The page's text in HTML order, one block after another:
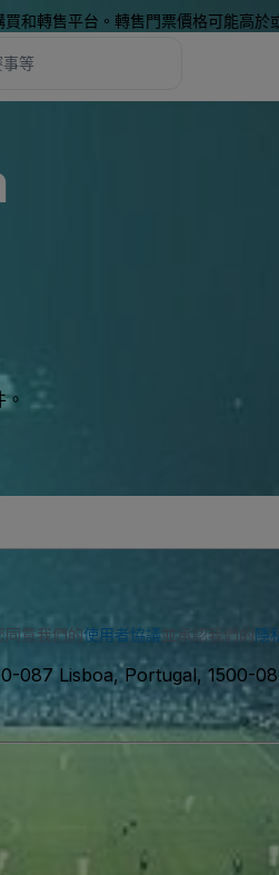
和轉售平台。轉售門票價格可能高
同意我們的使用者協議並承認我們的 隱
087 Lisboa, Portugal, 1500-